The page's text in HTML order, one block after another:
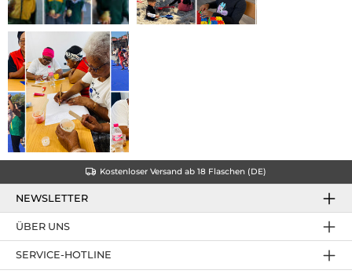
Kostenloser Versand ab 18 Flaschen (DE)
NEWSLETTER
SERVICE-HOTLINE
ÜBER UNS